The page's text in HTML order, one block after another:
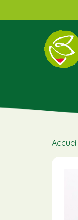
Accueil